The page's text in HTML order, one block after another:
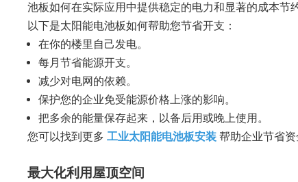
池板如何在实际应用中提供稳定的电力和显著的成本节约
以下是太阳能电池板如何帮助您节省开支：
在你的楼里自己发电。
每月节省能源开支。
减少对电网的依赖。
保护您的企业免受能源价格上涨的影响。
把多余的能量保存起来，以备后用或晚上使用。
您可以找到更多工业太阳能电池板安装 帮助企业节省资
最大化利用屋顶空间